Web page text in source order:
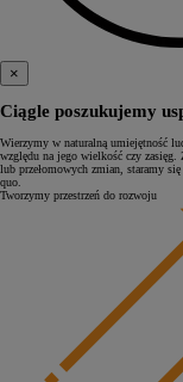
×
Ciągle poszukujemy
Wierzymy w naturalną umiejętność
względu na jego wielkość czy zasięg.
lub przełomowych zmian, staramy
quo.
Tworzymy przestrzeń do rozwoju